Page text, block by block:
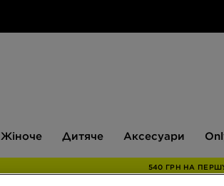
Жіноче Дитяче Аксесуари
JD
540 ГРН НА